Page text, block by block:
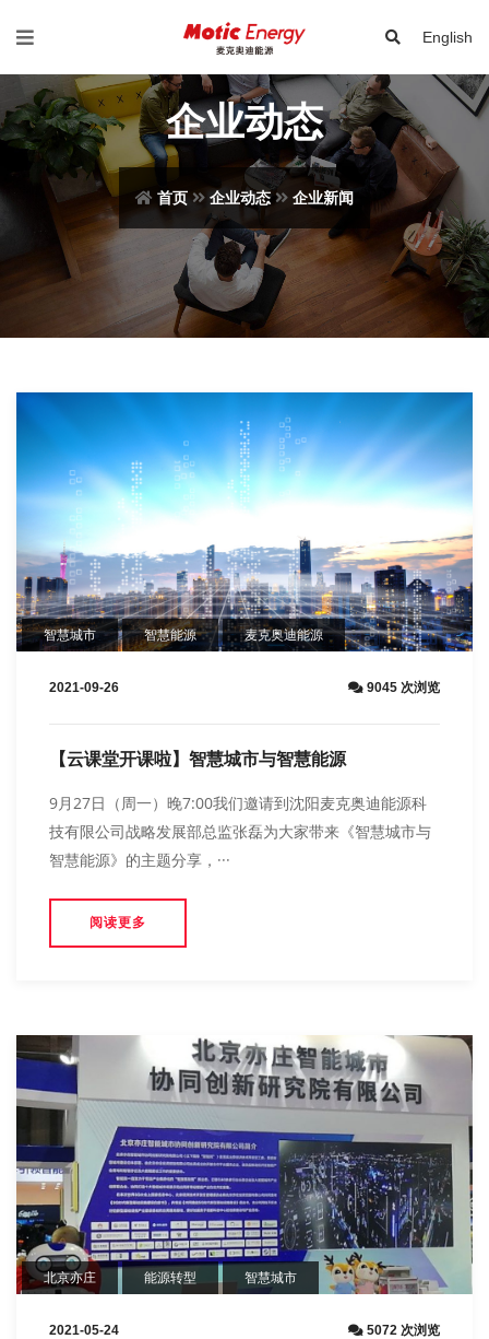
English
企业动态
首页 企业动态 企业新闻
智慧城市 智慧能源 麦克奥迪能源
2021-09-26 9045 次浏览
【云课堂开课啦】智慧城市与智慧能源
9月27日（周一）晚7:00我们邀请到沈阳麦克奥迪能源科
技有限公司战略发展部总监张磊为大家带来《智慧城市与
智慧能源》的主题分享，···
阅读更多
北京亦庄 能源转型 智慧城市
2021-05-24 5072 次浏览